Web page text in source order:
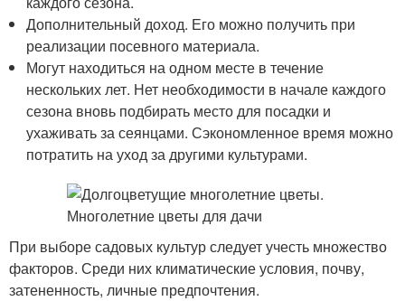
Дополнительный доход. Его можно получить при
реализации посевного материала.
Могут находиться на одном месте в течение
нескольких лет. Нет необходимости в начале каждого
сезона вновь подбирать место для посадки и
ухаживать за сеянцами. Сэкономленное время можно
потратить на уход за другими культурами.
При выборе садовых культур следует учесть множество
факторов. Среди них климатические условия, почву,
затененность, личные предпочтения.